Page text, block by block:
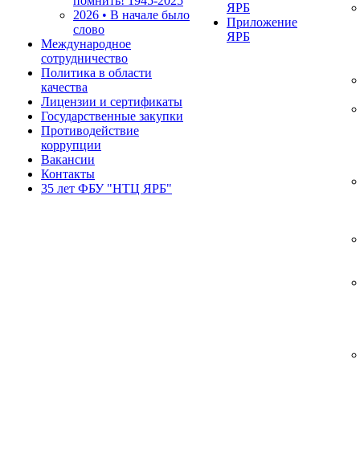
2026 • В начале было
слово
Международное
сотрудничество
Политика в области
качества
Лицензии и сертификаты
Государственные закупки
Противодействие
коррупции
Вакансии
Контакты
35 лет ФБУ "НТЦ ЯРБ"
ЯРБ
Приложение
ЯРБ